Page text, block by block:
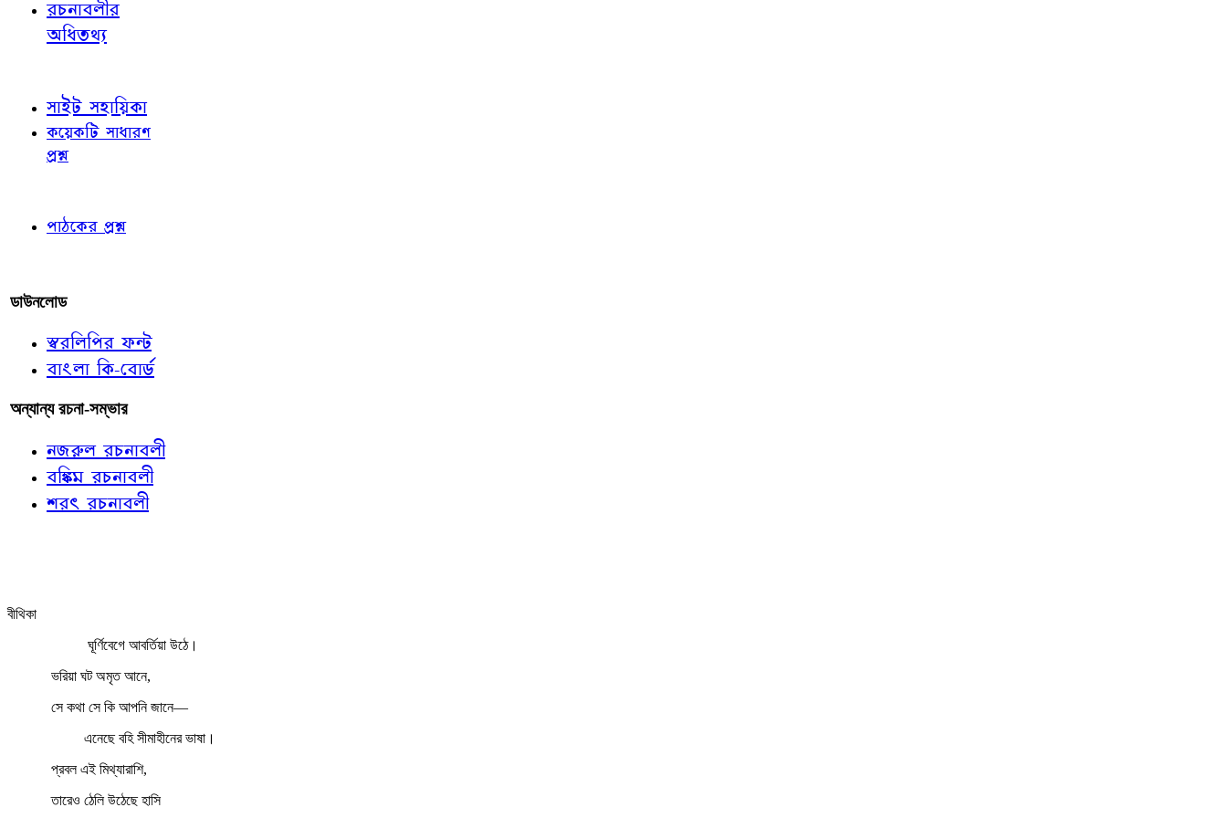
রচনাবলীর
অধিতথ্য
সাইট সহায়িকা
কয়েকটি সাধারণ
প্রশ্ন
পাঠকের প্রশ্ন
ডাউনলোড
স্বরলিপির ফন্ট
বাংলা কি-বোর্ড
অন্যান্য রচনা-সম্ভার
নজরুল রচনাবলী
বঙ্কিম রচনাবলী
শরৎ রচনাবলী
বীথিকা
ঘূর্ণিবেগে আবর্তিয়া উঠে।
ভরিয়া ঘট অমৃত আনে,
সে কথা সে কি আপনি জানে—
এনেছে বহি সীমাহীনের ভাষা।
প্রবল এই মিথ্যারাশি,
তারেও ঠেলি উঠেছে হাসি